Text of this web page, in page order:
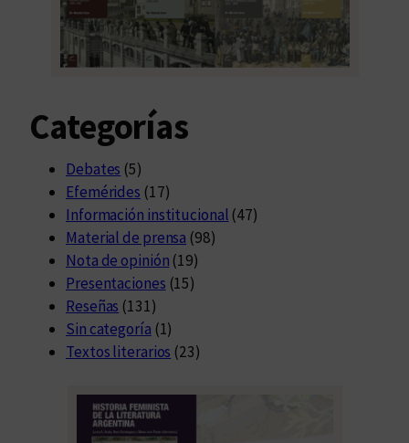
Categorías
Debates (5)
Efemérides (17)
Información institucional (47)
Material de prensa (98)
Nota de opinión (19)
Presentaciones (15)
Reseñas (131)
Sin categoría (1)
Textos literarios (23)